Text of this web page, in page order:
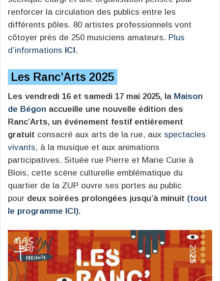
renforcer la circulation des publics entre les
différents pôles. 80 artistes professionnels vont
côtoyer près de 250 musiciens amateurs. Plus
d’informations ICI.
Les Ranc’Arts 2025
Les vendredi 16 et samedi 17 mai 2025, la Maison
de Bégon accueille une nouvelle édition des
Ranc’Arts, un événement festif entièrement
gratuit consacré aux arts de la rue, aux spectacles
vivants, à la musique et aux animations
participatives. Située rue Pierre et Marie Curie à
Blois, cette scène culturelle emblématique du
quartier de la ZUP ouvre ses portes au public
pour deux soirées prolongées jusqu’à minuit (tout
le programme ICI).